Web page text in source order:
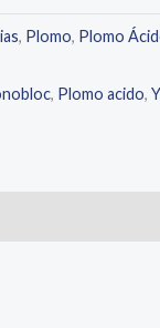
, Plomo, Plomo
, Plomo acido,